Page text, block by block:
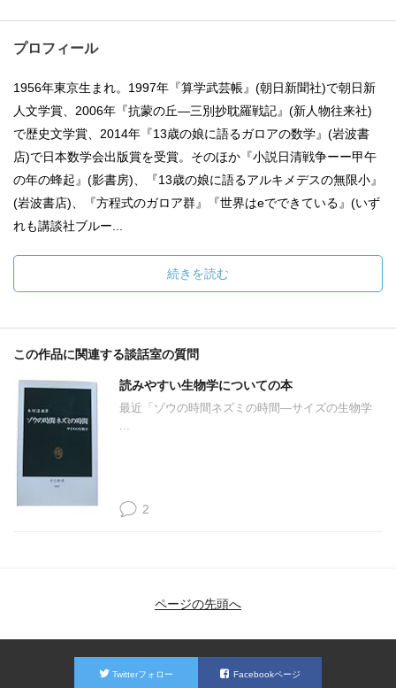
プロフィール
1956年東京生まれ。1997年『算学武芸帳』(朝日新聞社)で朝日新
人文学賞、2006年『抗蒙の丘―三別抄耽羅戦記』(新人物往来社)
で歴史文学賞、2014年『13歳の娘に語るガロアの数学』(岩波書
店)で日本数学会出版賞を受賞。そのほか『小説日清戦争ーー甲午
の年の蜂起』(影書房)、『13歳の娘に語るアルキメデスの無限小』
(岩波書店)、『方程式のガロア群』『世界はeでできている』(いず
れも講談社ブルー...
続きを読む
この作品に関連する談話室の質問
読みやすい生物学についての本
最近「ゾウの時間ネズミの時間―サイズの生物学
...
2
ページの先頭へ
Twitterフォロー Facebookページ